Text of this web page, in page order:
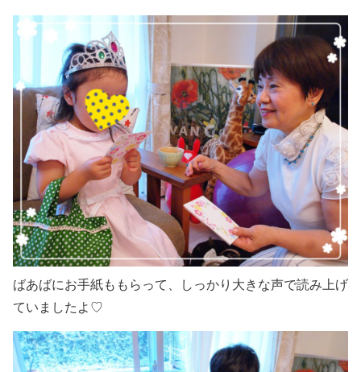
ばあばにお手紙ももらって、しっかり大きな声で読み上げ
ていましたよ♡